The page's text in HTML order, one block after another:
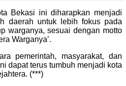
Bekasi ini diharapkan menjadi
daerah untuk lebih fokus pada
warganya, sesuai dengan motto
Warganya’.
pemerintah, masyarakat, dan
dapat terus tumbuh menjadi kota
(***)